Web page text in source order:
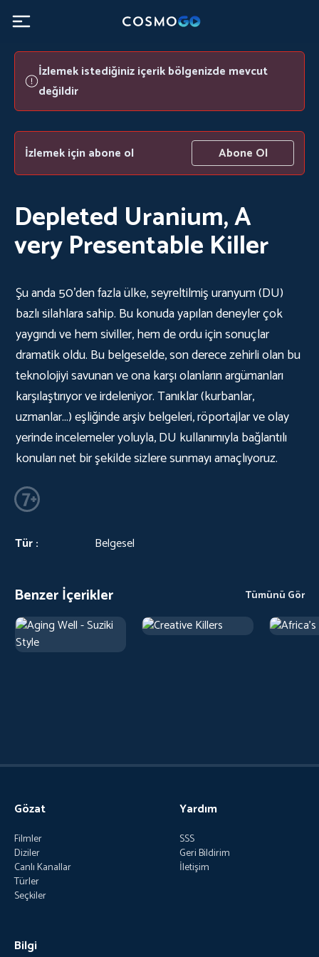
İzlemek istediğiniz içerik bölgenizde mevcut
değildir
İzlemek için abone ol Abone Ol
Depleted Uranium, A
very Presentable Killer
Şu anda 50'den fazla ülke, seyreltilmiş uranyum (DU)
bazlı silahlara sahip. Bu konuda yapılan deneyler çok
yaygındı ve hem siviller, hem de ordu için sonuçlar
dramatik oldu. Bu belgeselde, son derece zehirli olan bu
teknolojiyi savunan ve ona karşı olanların argümanları
karşılaştırıyor ve irdeleniyor. Tanıklar (kurbanlar,
uzmanlar...) eşliğinde arşiv belgeleri, röportajlar ve olay
yerinde incelemeler yoluyla, DU kullanımıyla bağlantılı
konuları net bir şekilde sizlere sunmayı amaçlıyoruz.
Tür : Belgesel
Benzer İçerikler Tümünü Gör
Gözat
Filmler
Diziler
Canlı Kanallar
Türler
Seçkiler
Yardım
SSS
Geri Bildirim
İletişim
Bilgi